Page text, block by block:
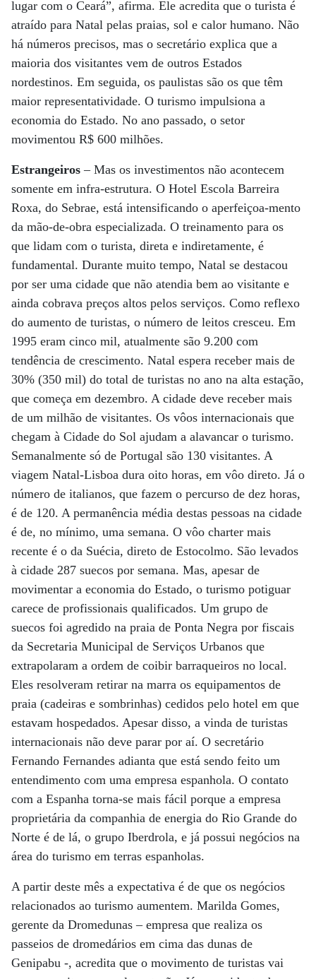
lugar com o Ceará”, afirma. Ele acredita que o turista é
atraído para Natal pelas praias, sol e calor humano. Não
há números precisos, mas o secretário explica que a
maioria dos visitantes vem de outros Estados
nordestinos. Em seguida, os paulistas são os que têm
maior representatividade. O turismo impulsiona a
economia do Estado. No ano passado, o setor
movimentou R$ 600 milhões.
Estrangeiros– Mas os investimentos não acontecem
somente em infra-estrutura. O Hotel Escola Barreira
Roxa, do Sebrae, está intensificando o aperfeiçoa-mento
da mão-de-obra especializada. O treinamento para os
que lidam com o turista, direta e indiretamente, é
fundamental. Durante muito tempo, Natal se destacou
por ser uma cidade que não atendia bem ao visitante e
ainda cobrava preços altos pelos serviços. Como reflexo
do aumento de turistas, o número de leitos cresceu. Em
1995 eram cinco mil, atualmente são 9.200 com
tendência de crescimento. Natal espera receber mais de
30% (350 mil) do total de turistas no ano na alta estação,
que começa em dezembro. A cidade deve receber mais
de um milhão de visitantes. Os vôos internacionais que
chegam à Cidade do Sol ajudam a alavancar o turismo.
Semanalmente só de Portugal são 130 visitantes. A
viagem Natal-Lisboa dura oito horas, em vôo direto. Já o
número de italianos, que fazem o percurso de dez horas,
é de 120. A permanência média destas pessoas na cidade
é de, no mínimo, uma semana. O vôo charter mais
recente é o da Suécia, direto de Estocolmo. São levados
à cidade 287 suecos por semana. Mas, apesar de
movimentar a economia do Estado, o turismo potiguar
carece de profissionais qualificados. Um grupo de
suecos foi agredido na praia de Ponta Negra por fiscais
da Secretaria Municipal de Serviços Urbanos que
extrapolaram a ordem de coibir barraqueiros no local.
Eles resolveram retirar na marra os equipamentos de
praia (cadeiras e sombrinhas) cedidos pelo hotel em que
estavam hospedados. Apesar disso, a vinda de turistas
internacionais não deve parar por aí. O secretário
Fernando Fernandes adianta que está sendo feito um
entendimento com uma empresa espanhola. O contato
com a Espanha torna-se mais fácil porque a empresa
proprietária da companhia de energia do Rio Grande do
Norte é de lá, o grupo Iberdrola, e já possui negócios na
área do turismo em terras espanholas.
A partir deste mês a expectativa é de que os negócios
relacionados ao turismo aumentem. Marilda Gomes,
gerente da Dromedunas – empresa que realiza os
passeios de dromedários em cima das dunas de
Genipabu -, acredita que o movimento de turistas vai